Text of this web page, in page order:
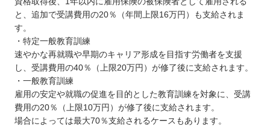
と、追加で受講費用の20％（年間上限16万円）も支給されま
す。
・特定一般教育訓練
速やかな再就職や早期のキャリア形成を目指す労働者を支援
し、受講費用の40％（上限20万円）が修了後に支給されます。
・一般教育訓練
雇用の安定や就職の促進を目的とした教育訓練を対象に、受講
費用の20％（上限10万円）が修了後に支給されます。
場合によっては最大70％支給されるケースもあります。